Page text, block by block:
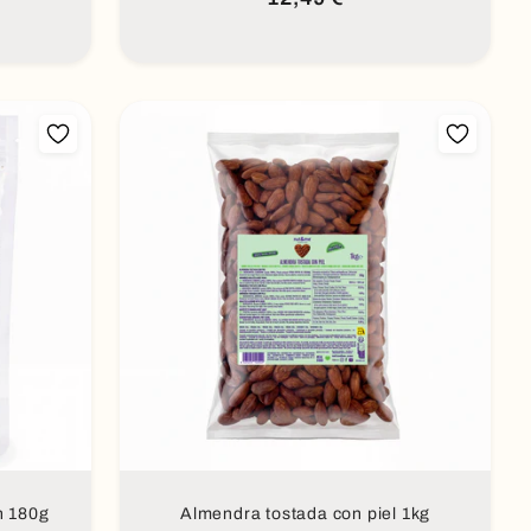
habitual
180g Almendra tostada con piel 1kg
Añadir al carrito